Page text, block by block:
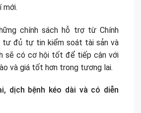
mới.
chính sách hỗ trợ từ Chính
tư đủ tự tin kiểm soát tài sản và
sẽ có cơ hội tốt để tiếp cận với
và giá tốt hơn trong tương lai.
dịch bệnh kéo dài và có diễn